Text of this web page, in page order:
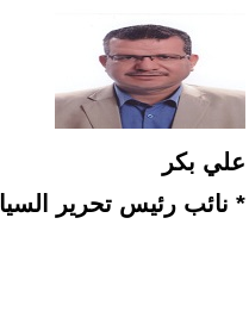
علي بكر
* نائب رئيس تحرير